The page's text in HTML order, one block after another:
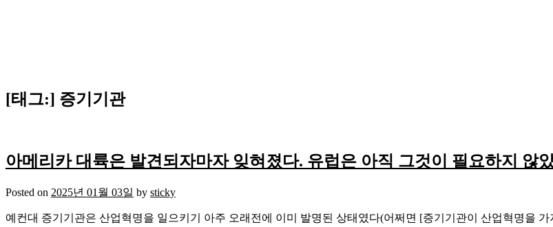
[태그:] 증기기관
아메리카 대륙은 발견되자마자 잊혀졌다. 유럽은 아직 그것이 필요하지 않
Posted on 2025년 01월 03일 by sticky
예컨대 증기기관은 산업혁명을 일으키기 아주 오래전에 이미 발명된 상태였다(어쩌면 [증기기관이 산업혁명을